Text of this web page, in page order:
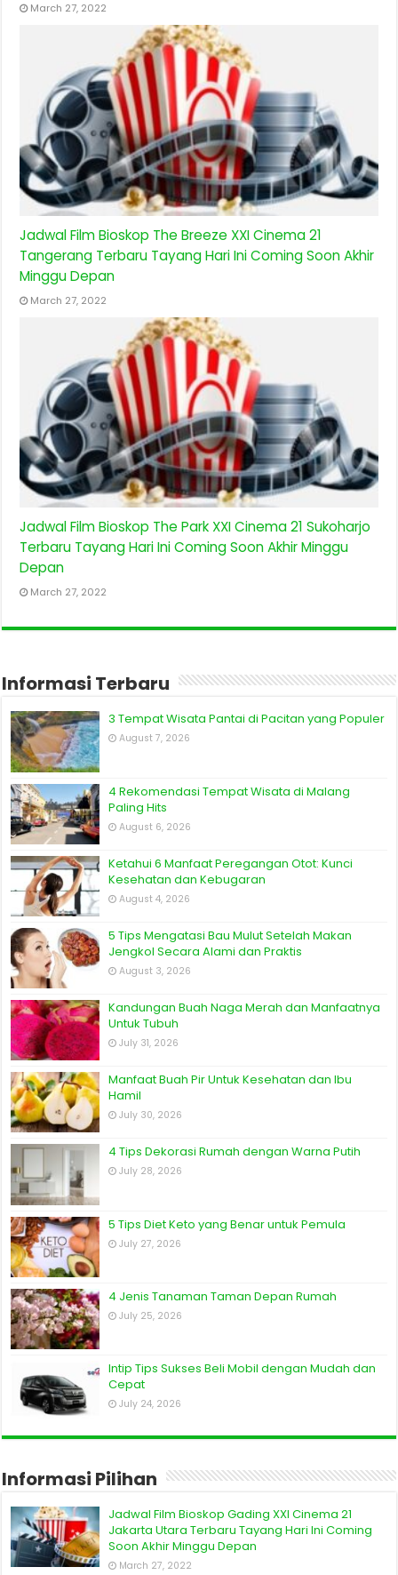
March 27, 2022
Jadwal Film Bioskop The Breeze XXI Cinema 21
Tangerang Terbaru Tayang Hari Ini Coming Soon Akhir
Minggu Depan
March 27, 2022
Jadwal Film Bioskop The Park XXI Cinema 21 Sukoharjo
Terbaru Tayang Hari Ini Coming Soon Akhir Minggu
Depan
March 27, 2022
Informasi Terbaru
3 Tempat Wisata Pantai di Pacitan yang Populer
August 7, 2026
4 Rekomendasi Tempat Wisata di Malang
Paling Hits
August 6, 2026
Ketahui 6 Manfaat Peregangan Otot: Kunci
Kesehatan dan Kebugaran
August 4, 2026
5 Tips Mengatasi Bau Mulut Setelah Makan
Jengkol Secara Alami dan Praktis
August 3, 2026
Kandungan Buah Naga Merah dan Manfaatnya
Untuk Tubuh
July 31, 2026
Manfaat Buah Pir Untuk Kesehatan dan Ibu
Hamil
July 30, 2026
4 Tips Dekorasi Rumah dengan Warna Putih
July 28, 2026
5 Tips Diet Keto yang Benar untuk Pemula
July 27, 2026
4 Jenis Tanaman Taman Depan Rumah
July 25, 2026
Intip Tips Sukses Beli Mobil dengan Mudah dan
Cepat
July 24, 2026
Informasi Pilihan
Jadwal Film Bioskop Gading XXI Cinema 21
Jakarta Utara Terbaru Tayang Hari Ini Coming
Soon Akhir Minggu Depan
March 27, 2022